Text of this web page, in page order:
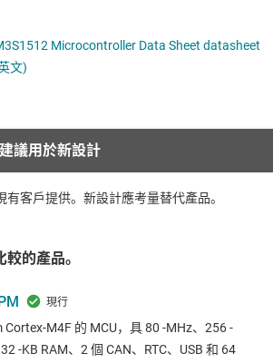
Microcontroller Data Sheet datasheet
文)
議用於新設計
有客戶提供。新設計應考量替代產品。
的產品。
Cortex-M4F 的 MCU，具 80 -MHz、256 -
-KB RAM、2 個 CAN、RTC、USB 和 64